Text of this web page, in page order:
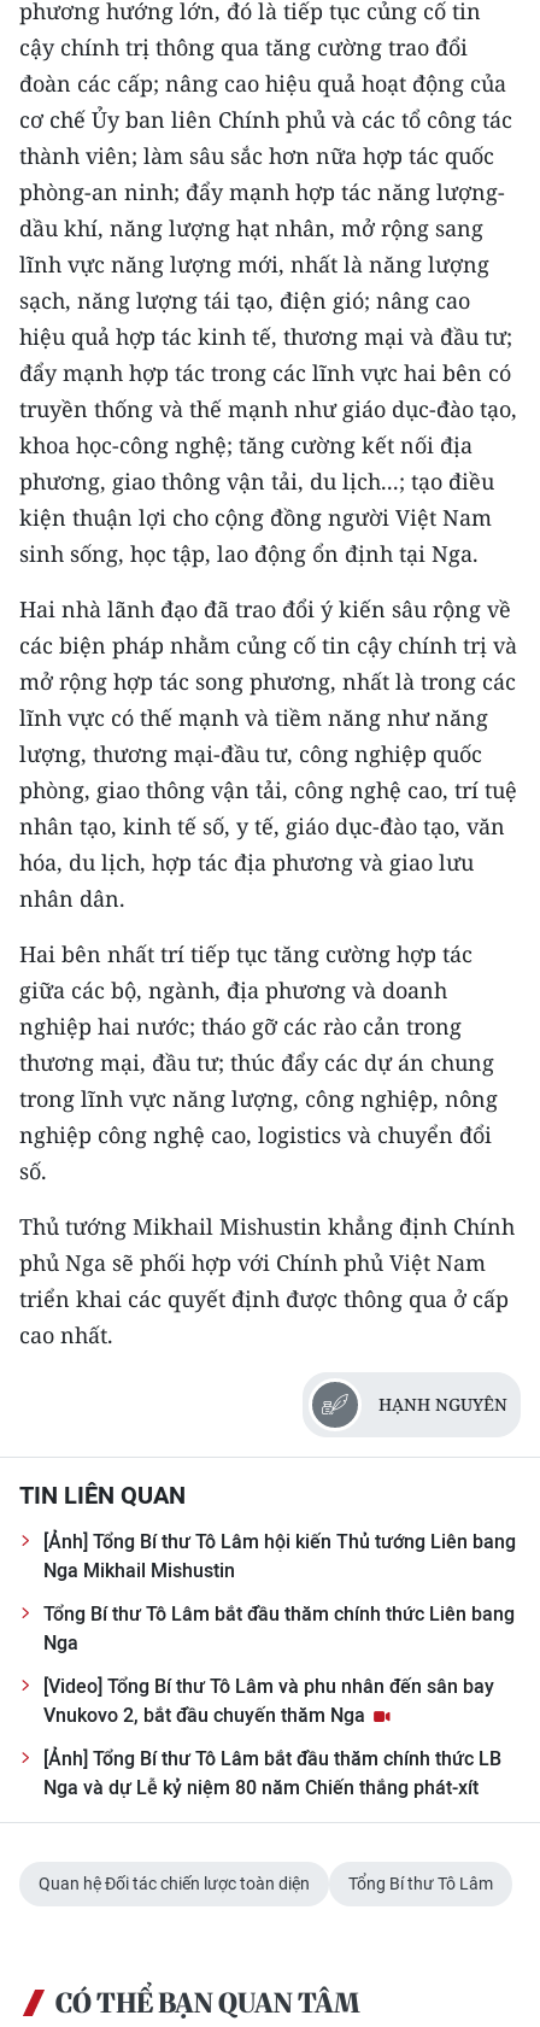
ENGLISH
中文
FRANÇAIS
РУССКИЙ
ESPAÑOL
한국어
phương hướng lớn, đó là tiếp tục củng cố tin
cậy chính trị thông qua tăng cường trao đổi
đoàn các cấp; nâng cao hiệu quả hoạt động của
cơ chế Ủy ban liên Chính phủ và các tổ công tác
thành viên; làm sâu sắc hơn nữa hợp tác quốc
phòng-an ninh; đẩy mạnh hợp tác năng lượng-
dầu khí, năng lượng hạt nhân, mở rộng sang
lĩnh vực năng lượng mới, nhất là năng lượng
sạch, năng lượng tái tạo, điện gió; nâng cao
hiệu quả hợp tác kinh tế, thương mại và đầu tư;
đẩy mạnh hợp tác trong các lĩnh vực hai bên có
truyền thống và thế mạnh như giáo dục-đào tạo,
khoa học-công nghệ; tăng cường kết nối địa
phương, giao thông vận tải, du lịch...; tạo điều
kiện thuận lợi cho cộng đồng người Việt Nam
sinh sống, học tập, lao động ổn định tại Nga.
Hai nhà lãnh đạo đã trao đổi ý kiến sâu rộng về
các biện pháp nhằm củng cố tin cậy chính trị và
mở rộng hợp tác song phương, nhất là trong các
lĩnh vực có thế mạnh và tiềm năng như năng
lượng, thương mại-đầu tư, công nghiệp quốc
phòng, giao thông vận tải, công nghệ cao, trí tuệ
nhân tạo, kinh tế số, y tế, giáo dục-đào tạo, văn
hóa, du lịch, hợp tác địa phương và giao lưu
nhân dân.
Hai bên nhất trí tiếp tục tăng cường hợp tác
giữa các bộ, ngành, địa phương và doanh
nghiệp hai nước; tháo gỡ các rào cản trong
thương mại, đầu tư; thúc đẩy các dự án chung
trong lĩnh vực năng lượng, công nghiệp, nông
nghiệp công nghệ cao, logistics và chuyển đổi
số.
Thủ tướng Mikhail Mishustin khẳng định Chính
phủ Nga sẽ phối hợp với Chính phủ Việt Nam
triển khai các quyết định được thông qua ở cấp
cao nhất.
HẠNH NGUYÊN
TIN LIÊN QUAN
[Ảnh] Tổng Bí thư Tô Lâm hội kiến Thủ tướng Liên bang
Nga Mikhail Mishustin
Tổng Bí thư Tô Lâm bắt đầu thăm chính thức Liên bang
Nga
[Video] Tổng Bí thư Tô Lâm và phu nhân đến sân bay
Vnukovo 2, bắt đầu chuyến thăm Nga
[Ảnh] Tổng Bí thư Tô Lâm bắt đầu thăm chính thức LB
Nga và dự Lễ kỷ niệm 80 năm Chiến thắng phát-xít
Quan hệ Đối tác chiến lược toàn diện Tổng Bí thư Tô Lâm
CÓ THỂ BẠN QUAN TÂM